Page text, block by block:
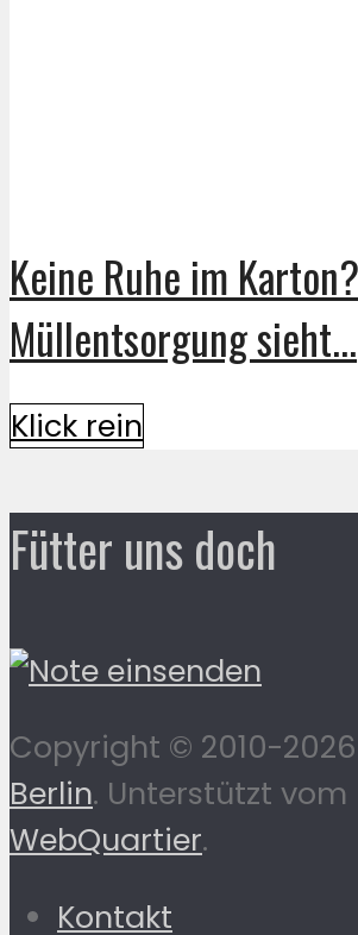
Keine Ruhe im
Müllentsorgung sieht...
Klick rein
Fütter uns doch
Copyright © 2010-2026
Berlin. Unterstützt vom
WebQuartier.
Kontakt